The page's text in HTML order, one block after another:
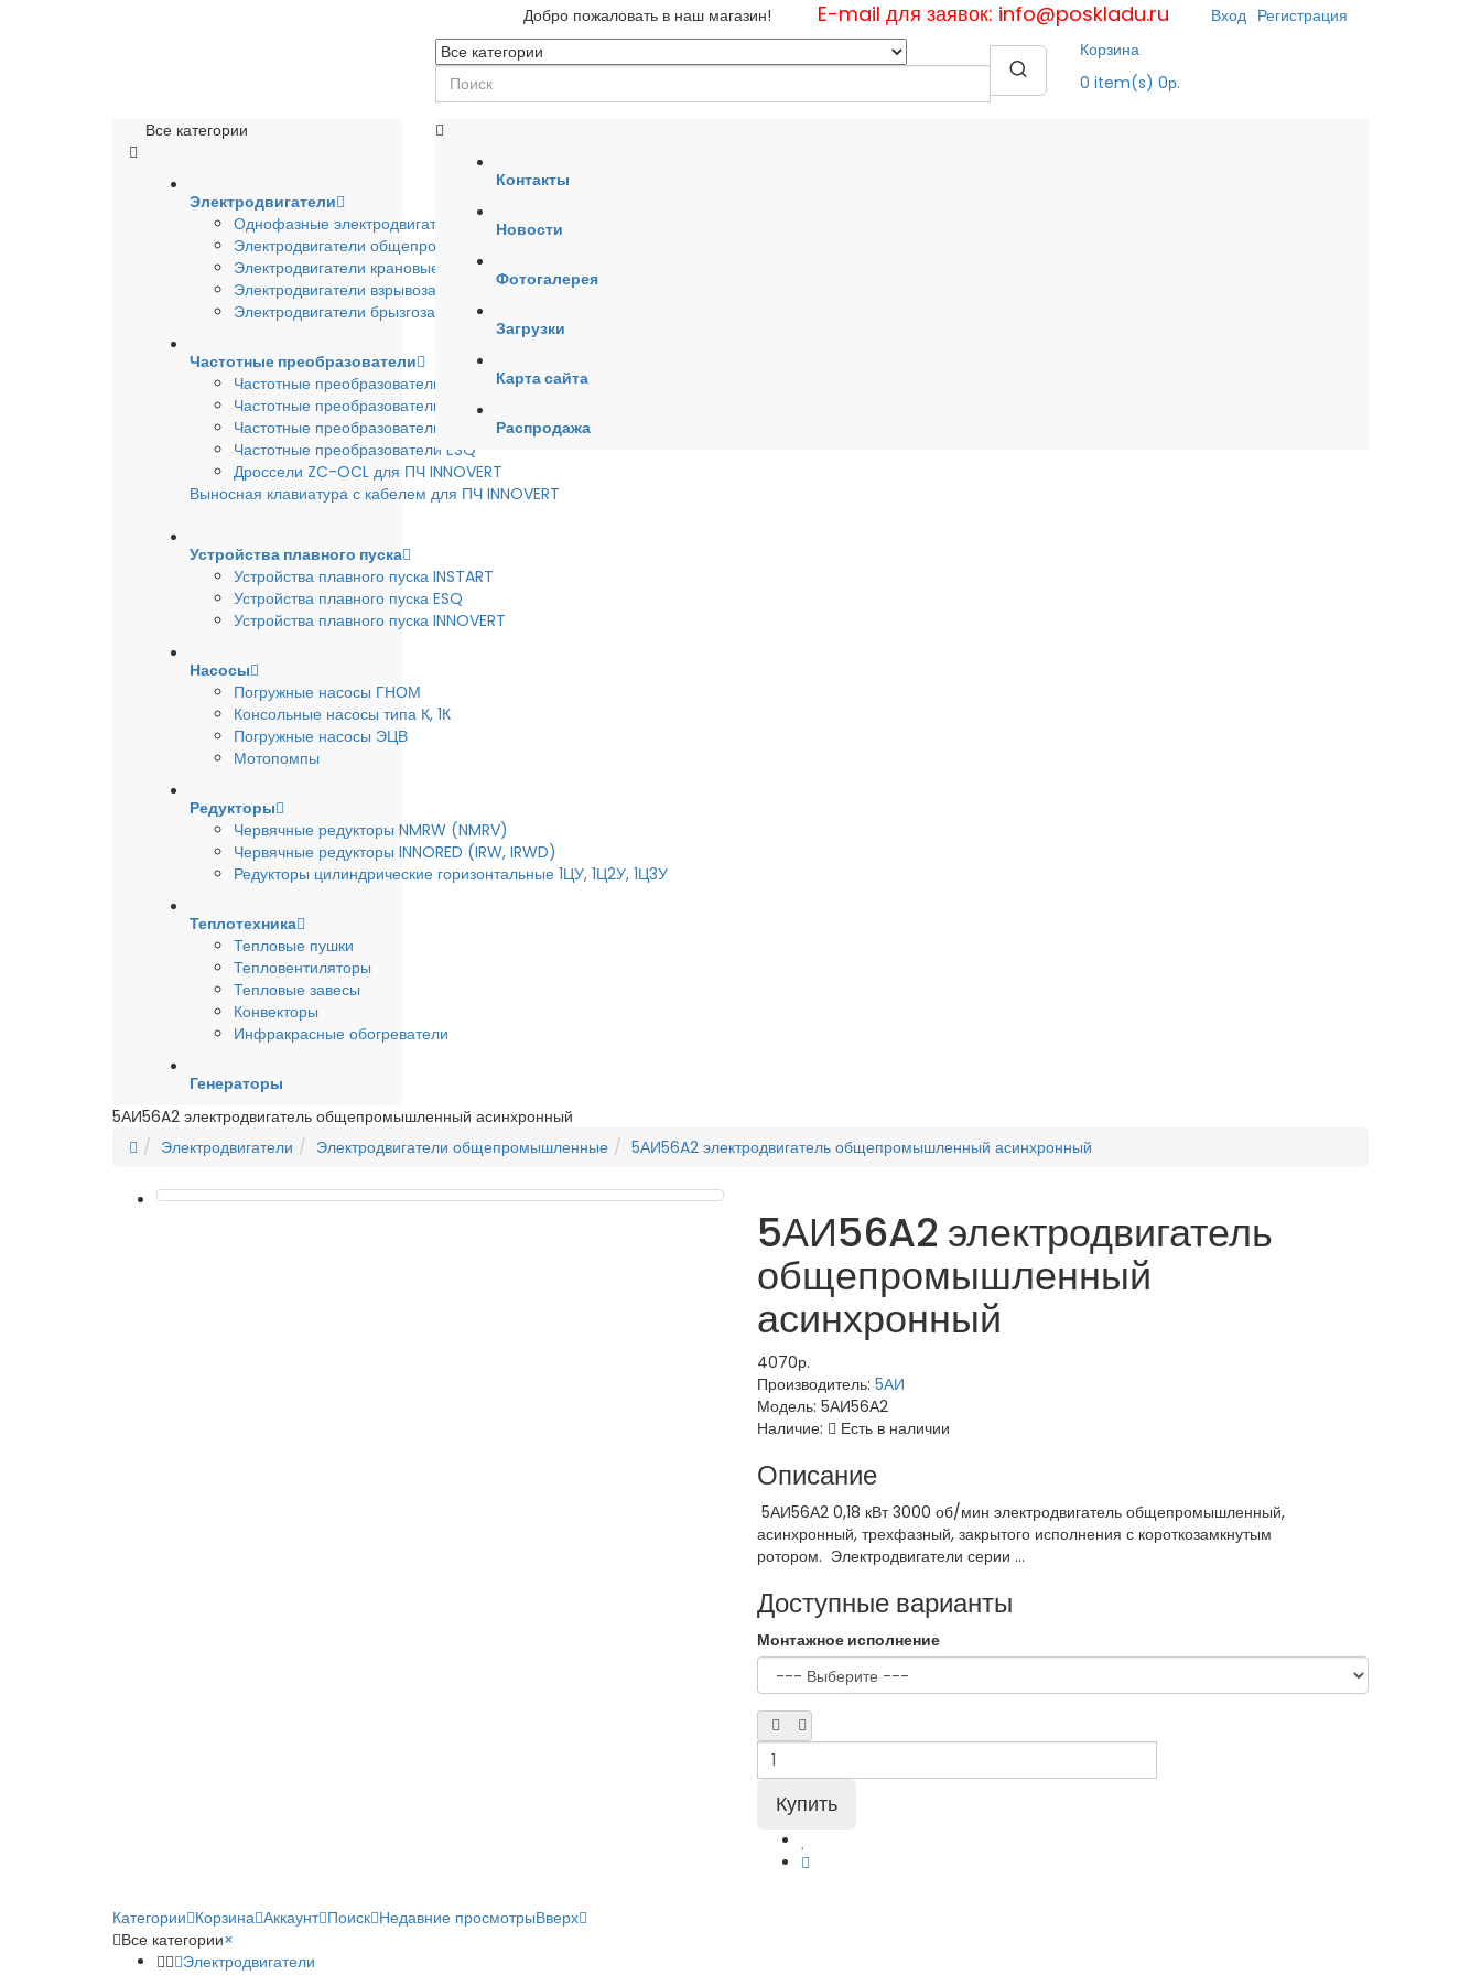
Добро пожаловать в наш магазин! E-mail для заявок: info@poskladu.ru Вход Регистрация
Корзина
0 item(s) 0р.
Все категории
Электродвигатели
Однофазные электродвигатели
Электродвигатели общепромышленные
Электродвигатели крановые
Электродвигатели взрывозащишенные
Электродвигатели брызгозащищенные
Частотные преобразователи
Частотные преобразователи INSTART
Частотные преобразователи INNOVERT
Частотные преобразователи HYUNDAI
Частотные преобразователи ESQ
Дроссели ZC-OCL для ПЧ INNOVERT
Выносная клавиатура с кабелем для ПЧ INNOVERT
Устройства плавного пуска
Устройства плавного пуска INSTART
Устройства плавного пуска ESQ
Устройства плавного пуска INNOVERT
Насосы
Погружные насосы ГНОМ
Консольные насосы типа К, 1К
Погружные насосы ЭЦВ
Мотопомпы
Редукторы
Червячные редукторы NMRW (NMRV)
Червячные редукторы INNORED (IRW, IRWD)
Редукторы цилиндрические горизонтальные 1ЦУ, 1Ц2У, 1Ц3У
Теплотехника
Тепловые пушки
Тепловентиляторы
Тепловые завесы
Конвекторы
Инфракрасные обогреватели
Генераторы
Контакты
Новости
Фотогалерея
Загрузки
Карта сайта
Распродажа
5АИ56A2 электродвигатель общепромышленный асинхронный
Электродвигатели
Электродвигатели общепромышленные 5АИ56A2 электродвигатель общепромышленный асинхронный
5АИ56A2 электродвигатель
общепромышленный
асинхронный
4070р.
Производитель: 5АИ
Модель: 5АИ56А2
Наличие:
Есть в наличии
Описание
5АИ56А2 0,18 кВт 3000 об/мин электродвигатель общепромышленный,
асинхронный, трехфазный, закрытого исполнения с короткозамкнутым
ротором. Электродвигатели серии ...
Доступные варианты
Монтажное исполнение
Категории Корзина Аккаунт Поиск Недавние просмотрыВверх
Все категории×
Электродвигатели